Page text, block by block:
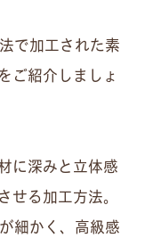
で加工された素
ご紹介しましょ
に深みと立体感
せる加工方法。
細かく、高級感